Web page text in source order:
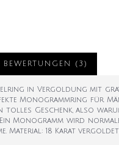
BEWERTUNGEN (3)
in Vergoldung mit
Monogrammring für
tolles Geschenk, also
Ein Monogramm wird
Material: 18 Karat